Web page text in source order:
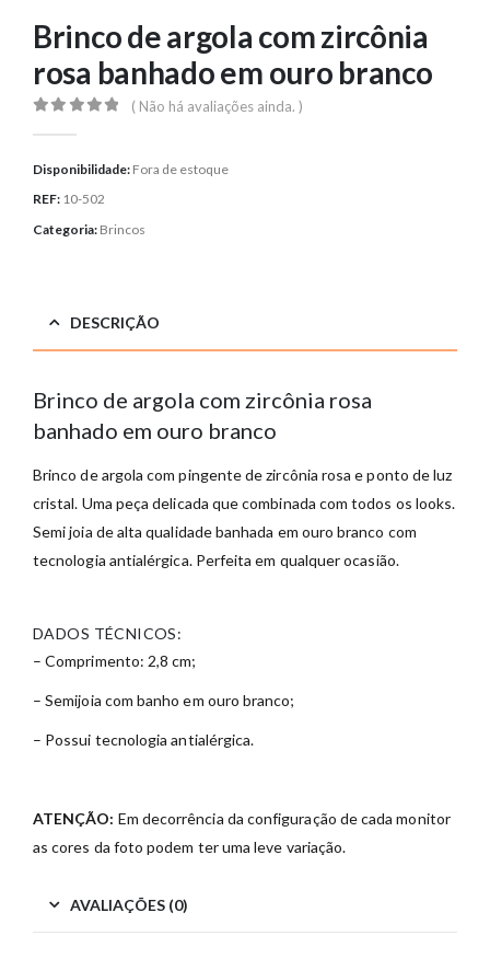
Brinco de argola com zircônia
rosa banhado em ouro branco
( Não há avaliações ainda. )
Disponibilidade: Fora de estoque
REF: 10-502
Categoria: Brincos
DESCRIÇÃO
Brinco de argola com zircônia rosa
banhado em ouro branco
Brinco de argola com pingente de zircônia rosa e ponto de luz
cristal. Uma peça delicada que combinada com todos os looks.
Semi joia de alta qualidade banhada em ouro branco com
tecnologia antialérgica. Perfeita em qualquer ocasião.
DADOS TÉCNICOS:
– Comprimento: 2,8 cm;
– Semijoia com banho em ouro branco;
– Possui tecnologia antialérgica.
ATENÇÃO: Em decorrência da configuração de cada monitor
as cores da foto podem ter uma leve variação.
AVALIAÇÕES (0)